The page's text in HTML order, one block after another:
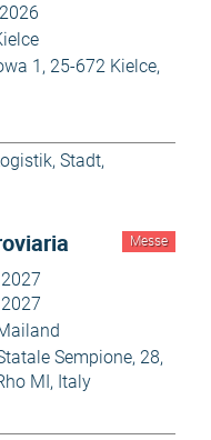
1, 25-672 Kielce,
Stadt,
Messe
Sempione, 28,
MI, Italy